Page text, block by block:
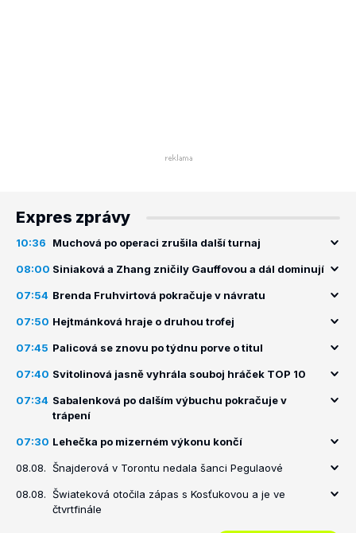
Expres zprávy
10:36 Muchová po operaci zrušila další turnaj
08:00 Siniaková a Zhang zničily Gauffovou a dál dominují
07:54 Brenda Fruhvirtová pokračuje v návratu
07:50 Hejtmánková hraje o druhou trofej
07:45 Palicová se znovu po týdnu porve o titul
07:40 Svitolinová jasně vyhrála souboj hráček TOP 10
07:34 Sabalenková po dalším výbuchu pokračuje v
trápení
07:30 Lehečka po mizerném výkonu končí
08.08. Šnajderová v Torontu nedala šanci Pegulaové
08.08. Šwiateková otočila zápas s Kosťukovou a je ve
čtvrtfinále